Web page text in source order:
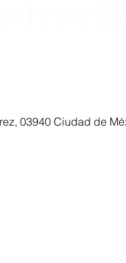
03940 Ciudad de